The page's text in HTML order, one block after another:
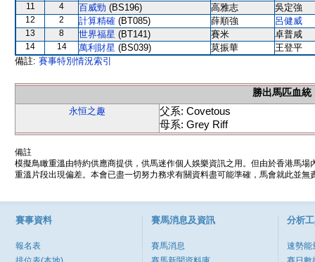
11 4 百威勁 (BS196) 高雅志 吳定強
12 2 計算精確 (BT085) 薛順強 呂健威
13 8 世界福星 (BT141) 賽米 卓普咸
14 14 萬利財星 (BS039) 莫振華
王登平
備註: 賽事特別情況索引
勝出馬匹血統
永恒之趣
父系: Covetous
母系: Grey Riff
備註
模擬鳥瞰重溫由特約供應商提供，供馬迷作個人娛樂資訊之用。但由於香港馬
重溫片段出現偏差。本會已盡一切努力務求有關資料盡可能準確，馬會就此並
賽事資料
報名表
賽馬消息及資訊
賽馬消息
分析
速勢能